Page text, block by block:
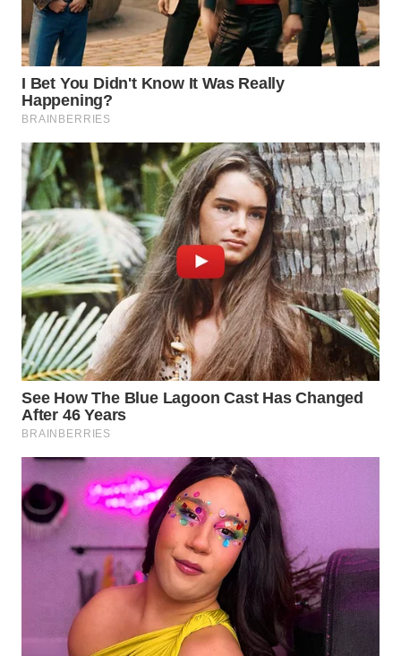
ADVOKAT
WAHANA
INFRASTRUKTUR
WAHANA
KONSUMEN
WAHANA
LISTRIK
WAHANA
TRAVEL
WAHANA
TV
WAHANANEWS
ID
WAHANANEWS
CO ID
WAHANANEWS